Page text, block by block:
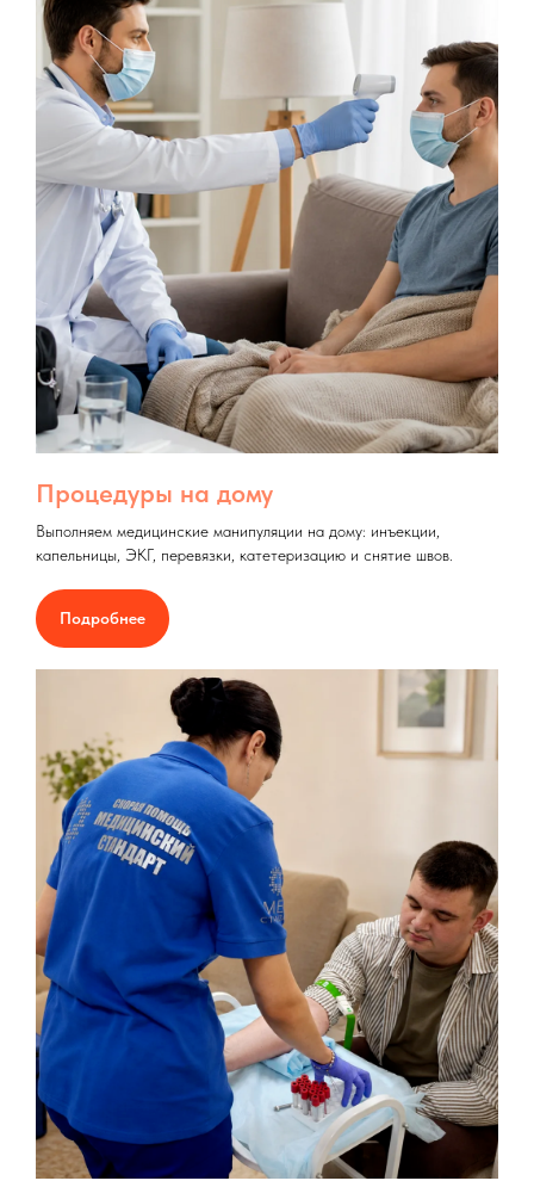
Процедуры на дому
Выполняем медицинские манипуляции на дому: инъекции,
капельницы, ЭКГ, перевязки, катетеризацию и снятие швов.
Подробнее